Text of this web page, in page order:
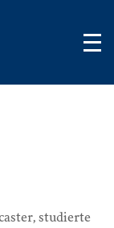
studierte